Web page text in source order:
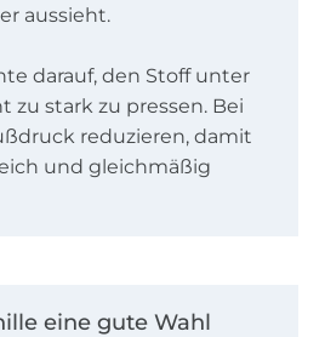
aussieht.
darauf, den Stoff unter
zu stark zu pressen. Bei
reduzieren, damit
und gleichmäßig
eine gute Wahl